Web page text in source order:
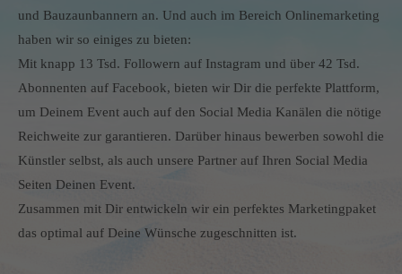
und Bauzaunbannern an. Und auch im Bereich Onlinemarketing
haben wir so einiges zu bieten:
Mit knapp 13 Tsd. Followern auf Instagram und über 42 Tsd.
Abonnenten auf Facebook, bieten wir Dir die perfekte Plattform,
um Deinem Event auch auf den Social Media Kanälen die nötige
Reichweite zur garantieren. Darüber hinaus bewerben sowohl die
Künstler selbst, als auch unsere Partner auf Ihren Social Media
Seiten Deinen Event.
Zusammen mit Dir entwickeln wir ein perfektes Marketingpaket
das optimal auf Deine Wünsche zugeschnitten ist.